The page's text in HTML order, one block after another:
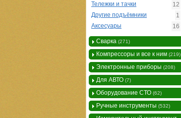
Тележки и тачки
12
Другие подъёмники
1
Аксесуары
16
Сварка (271)
Компрессоры и все к ним (219)
Электронные приборы (208)
Для АВТО (7)
Оборудование СТО (62)
Ручные инструменты (532)